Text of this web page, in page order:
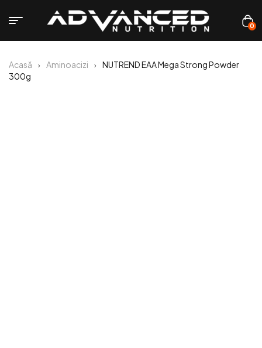
0
Acasă Aminoacizi
NUTREND EAA Mega Strong Powder
300g